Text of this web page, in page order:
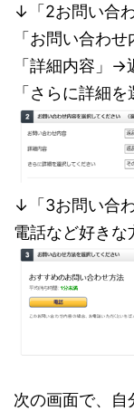
↓「2お問い合
「お問い合わ
「詳細内容」→
「さらに詳細
↓「3お問い合
電話など好きな
次の画面で、自